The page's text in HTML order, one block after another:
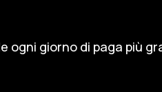
ogni giorno di paga più